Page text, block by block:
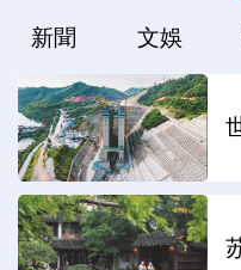
新聞 文娛